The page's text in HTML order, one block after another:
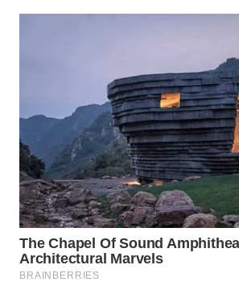
WN
LABUHANBATU
WN
TAPANULI
TENGAH
WN DELI